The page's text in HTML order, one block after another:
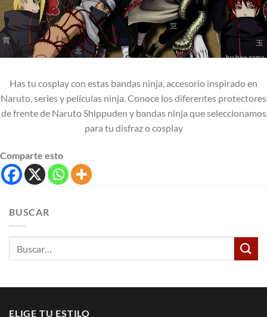
Has tu cosplay con estas bandas ninja, accesorio inspirado en
Naruto, series y películas ninja. Conoce los diferentes protectores
de frente de Naruto Shippuden y bandas ninja que seleccionamos
para tu disfraz o cosplay
Comparte esto
BUSCAR
ELIGE TU ESTILO